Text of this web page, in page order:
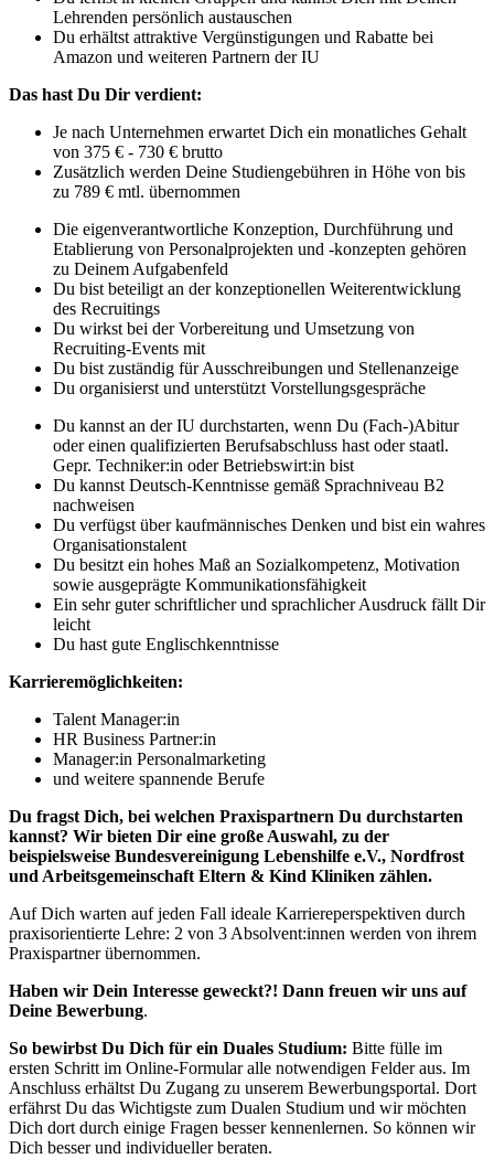
Lehrenden persönlich austauschen
Du erhältst attraktive Vergünstigungen und Rabatte bei
Amazon und weiteren Partnern der IU
Das hast Du Dir verdient:
Je nach Unternehmen erwartet Dich ein monatliches Gehalt
von 375 € - 730 € brutto
Zusätzlich werden Deine Studiengebühren in Höhe von bis
zu 789 € mtl. übernommen
Die eigenverantwortliche Konzeption, Durchführung und
Etablierung von Personalprojekten und -konzepten gehören
zu Deinem Aufgabenfeld
Du bist beteiligt an der konzeptionellen Weiterentwicklung
des Recruitings
Du wirkst bei der Vorbereitung und Umsetzung von
Recruiting-Events mit
Du bist zuständig für Ausschreibungen und Stellenanzeige
Du organisierst und unterstützt Vorstellungsgespräche
Du kannst an der IU durchstarten, wenn Du (Fach-)Abitur
oder einen qualifizierten Berufsabschluss hast oder staatl.
Gepr. Techniker:in oder Betriebswirt:in bist
Du kannst Deutsch-Kenntnisse gemäß Sprachniveau B2
nachweisen
Du verfügst über kaufmännisches Denken und bist ein wahres
Organisationstalent
Du besitzt ein hohes Maß an Sozialkompetenz, Motivation
sowie ausgeprägte Kommunikationsfähigkeit
Ein sehr guter schriftlicher und sprachlicher Ausdruck fällt Dir
leicht
Du hast gute Englischkenntnisse
Karrieremöglichkeiten:
Talent Manager:in
HR Business Partner:in
Manager:in Personalmarketing
und weitere spannende Berufe
Du fragst Dich, bei welchen Praxispartnern Du durchstarten
kannst? Wir bieten Dir eine große Auswahl, zu der
beispielsweise Bundesvereinigung Lebenshilfe e.V., Nordfrost
und Arbeitsgemeinschaft Eltern & Kind Kliniken zählen.
Auf Dich warten auf jeden Fall ideale Karriereperspektiven durch
praxisorientierte Lehre: 2 von 3 Absolvent:innen werden von ihrem
Praxispartner übernommen.
Haben wir Dein Interesse geweckt?! Dann freuen wir uns auf
Deine Bewerbung.
So bewirbst Du Dich für ein Duales Studium: Bitte fülle im
ersten Schritt im Online-Formular alle notwendigen Felder aus. Im
Anschluss erhältst Du Zugang zu unserem Bewerbungsportal. Dort
erfährst Du das Wichtigste zum Dualen Studium und wir möchten
Dich dort durch einige Fragen besser kennenlernen. So können wir
Dich besser und individueller beraten.